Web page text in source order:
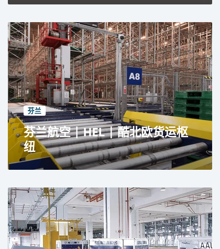
土耳其伊斯坦布尔机场的土耳其货运公司
全自动货物处理系统
每年 2,000,000 吨
1,340 个 ULD 存储位置
17,000 个托盘存储位置
芬兰
芬兰航空 | HEL | 酷北欧货运枢
纽
芬兰航空位于芬兰赫尔辛基的北欧冷藏货运枢纽
全自动 ASRS 和 ULD 处理和存储系统